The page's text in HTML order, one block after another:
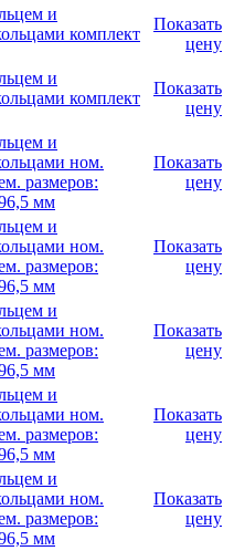
и
комплект
Показать
цену
и
комплект
Показать
цену
и
ном.
размеров:
мм
Показать
цену
и
ном.
размеров:
мм
Показать
цену
и
ном.
размеров:
мм
Показать
цену
и
ном.
размеров:
мм
Показать
цену
и
ном.
размеров:
мм
Показать
цену